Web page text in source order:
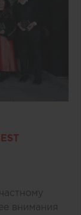
внимания